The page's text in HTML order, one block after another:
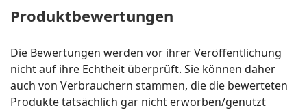
Produktbewertungen
Die Bewertungen werden vor ihrer Veröffentlichung
nicht auf ihre Echtheit überprüft. Sie können daher
auch von Verbrauchern stammen, die die bewerteten
Produkte tatsächlich gar nicht erworben/genutzt